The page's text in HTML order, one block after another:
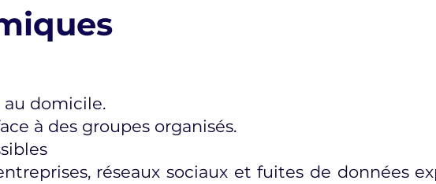
domicile.
à des groupes organisés.
réseaux sociaux et fuites de données